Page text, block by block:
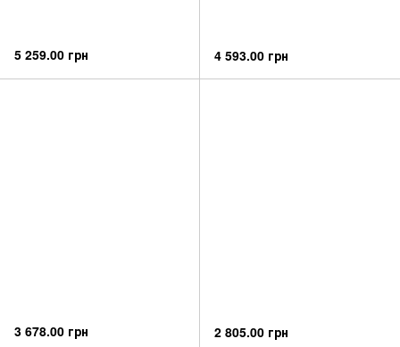
5 259.00 грн 4 593.00 грн
3 678.00 грн 2 805.00 грн